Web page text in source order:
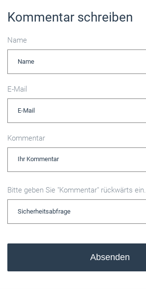
Kommentar schreiben
Name
E-Mail
Kommentar
Bitte geben Sie "Kommentar" rückwärts ein.
Absenden